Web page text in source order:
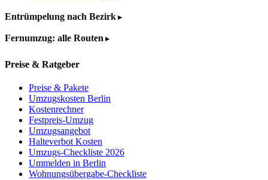
Entrümpelung nach Bezirk
Fernumzug: alle Routen
Preise & Ratgeber
Preise & Pakete
Umzugskosten Berlin
Kostenrechner
Festpreis-Umzug
Umzugsangebot
Halteverbot Kosten
Umzugs-Checkliste 2026
Ummelden in Berlin
Wohnungsübergabe-Checkliste